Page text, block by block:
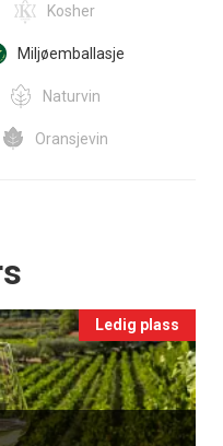
Kosher
Miljøemballasje
Naturvin
Oransjevin
Ledig plass